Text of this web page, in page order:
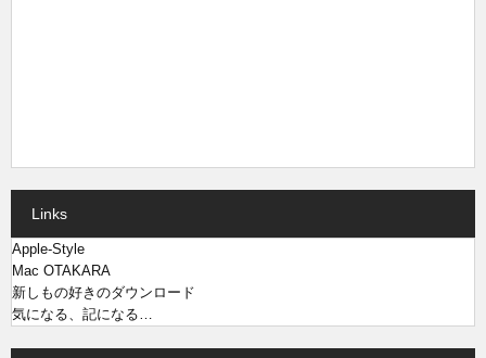
Links
Apple-Style
Mac OTAKARA
新しもの好きのダウンロード
気になる、記になる…